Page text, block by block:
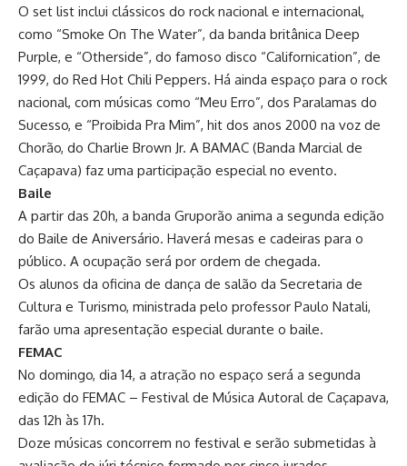
O set list inclui clássicos do rock nacional e internacional,
como “Smoke On The Water”, da banda britânica Deep
Purple, e “Otherside”, do famoso disco “Californication”, de
1999, do Red Hot Chili Peppers. Há ainda espaço para o rock
nacional, com músicas como “Meu Erro”, dos Paralamas do
Sucesso, e “Proibida Pra Mim”, hit dos anos 2000 na voz de
Chorão, do Charlie Brown Jr. A BAMAC (Banda Marcial de
Caçapava) faz uma participação especial no evento.
Baile
A partir das 20h, a banda Gruporão anima a segunda edição
do Baile de Aniversário. Haverá mesas e cadeiras para o
público. A ocupação será por ordem de chegada.
Os alunos da oficina de dança de salão da Secretaria de
Cultura e Turismo, ministrada pelo professor Paulo Natali,
farão uma apresentação especial durante o baile.
FEMAC
No domingo, dia 14, a atração no espaço será a segunda
edição do FEMAC – Festival de Música Autoral de Caçapava,
das 12h às 17h.
Doze músicas concorrem no festival e serão submetidas à